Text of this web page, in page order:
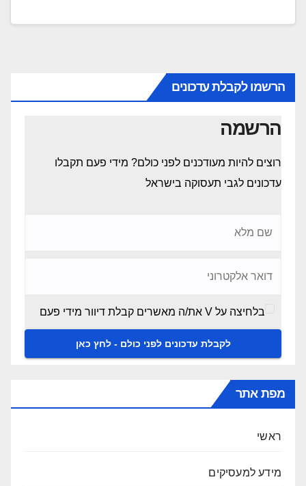
הרשמו לקבלת עדכונים
הרשמה
רוצים להיות מעודכנים לפני כולם? מידי פעם תקבלו
עדכונים לגבי תעסוקה בישראל
בלחיצה על V את/ה מאשרים קבלת דיוור מידי פעם
מפת אתר
ראשי
מידע למעסיקים